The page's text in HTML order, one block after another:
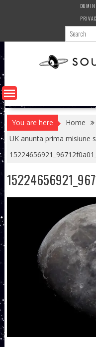
You are here Home
UK anunta prima misiune